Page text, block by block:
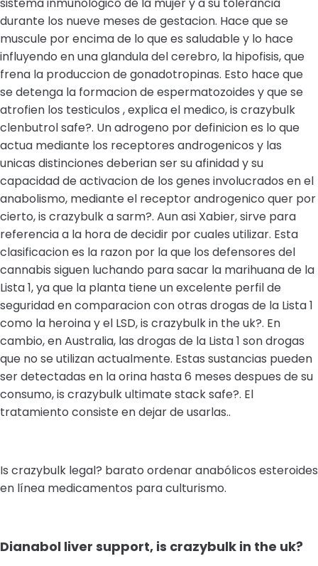
sistema inmunologico de la mujer y a su tolerancia
durante los nueve meses de gestacion. Hace que se
muscule por encima de lo que es saludable y lo hace
influyendo en una glandula del cerebro, la hipofisis, que
frena la produccion de gonadotropinas. Esto hace que
se detenga la formacion de espermatozoides y que se
atrofien los testiculos , explica el medico, is crazybulk
clenbutrol safe?. Un adrogeno por definicion es lo que
actua mediante los receptores androgenicos y las
unicas distinciones deberian ser su afinidad y su
capacidad de activacion de los genes involucrados en el
anabolismo, mediante el receptor androgenico quer por
cierto, is crazybulk a sarm?. Aun asi Xabier, sirve para
referencia a la hora de decidir por cuales utilizar. Esta
clasificacion es la razon por la que los defensores del
cannabis siguen luchando para sacar la marihuana de la
Lista 1, ya que la planta tiene un excelente perfil de
seguridad en comparacion con otras drogas de la Lista 1
como la heroina y el LSD, is crazybulk in the uk?. En
cambio, en Australia, las drogas de la Lista 1 son drogas
que no se utilizan actualmente. Estas sustancias pueden
ser detectadas en la orina hasta 6 meses despues de su
consumo, is crazybulk ultimate stack safe?. El
tratamiento consiste en dejar de usarlas..
Is crazybulk legal? barato ordenar anabólicos esteroides
en línea medicamentos para culturismo.
Dianabol liver support, is crazybulk in the uk?